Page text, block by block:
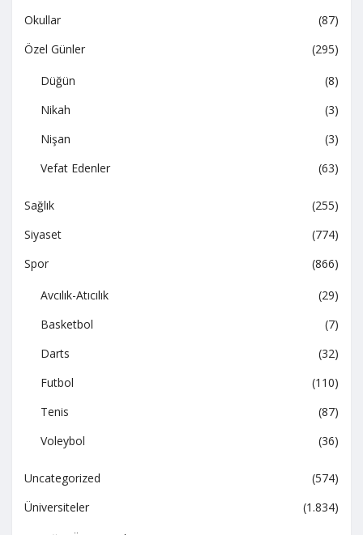
Okullar
(87)
Özel Günler
(295)
Düğün
(8)
Nikah
(3)
Nişan
(3)
Vefat Edenler
(63)
Sağlık
(255)
Siyaset
(774)
Spor
(866)
Avcılık-Atıcılık
(29)
Basketbol
(7)
Darts
(32)
Futbol
(110)
Tenis
(87)
Voleybol
(36)
Uncategorized
(574)
Üniversiteler
(1.834)